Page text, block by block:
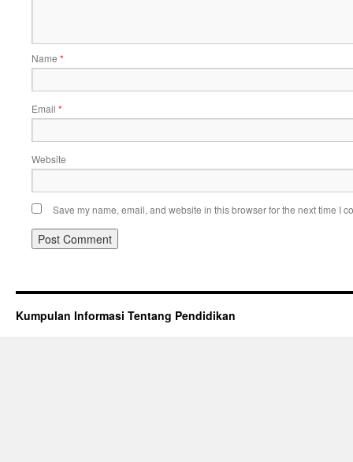
Name *
Email *
Website
Save my name, email, and website in this browser for the next time I
Kumpulan Informasi Tentang Pendidikan